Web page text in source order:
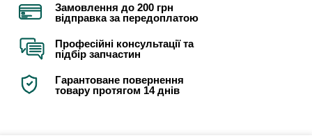
Замовлення до 200 грн
відправка за передоплатою
Професійні консультації та
підбір запчастин
Гарантоване повернення
товару протягом 14 днів